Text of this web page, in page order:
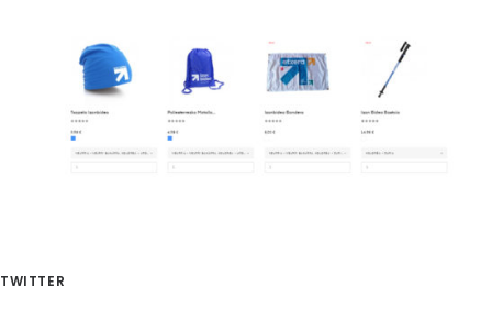
TWITTER